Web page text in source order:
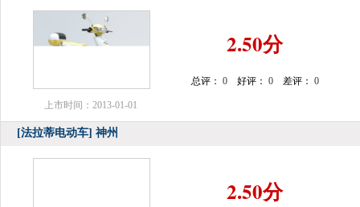
上市时间：2013-01-01
2.50分
总评： 0 好评： 0 差评： 0
[法拉蒂电动车] 神州
2.50分